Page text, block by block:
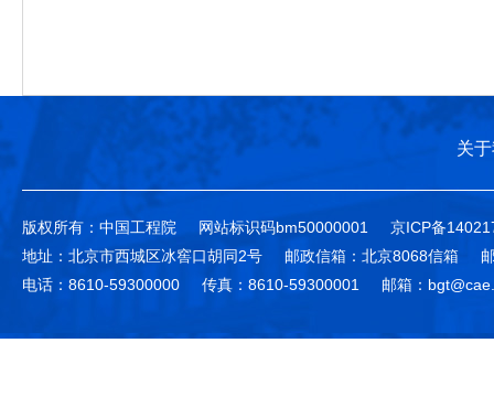
关
版权所有：中国工程院 网站标识码bm50000001
京ICP备
地址：北京市西城区冰窖口胡同2号
邮政信箱：北京8068信箱
电话：8610-59300000
传真：8610-59300001 邮箱：